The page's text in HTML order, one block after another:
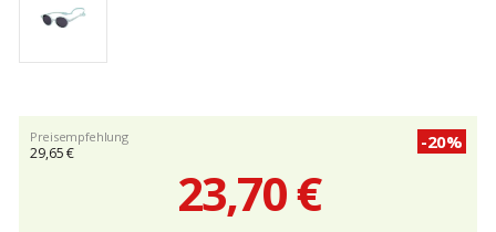
Preisempfehlung
29,65 €
-20%
23,70 €